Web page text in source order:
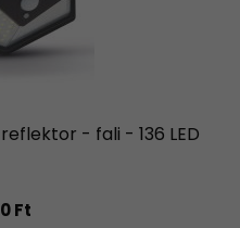
- fali - 136 LED
Ft